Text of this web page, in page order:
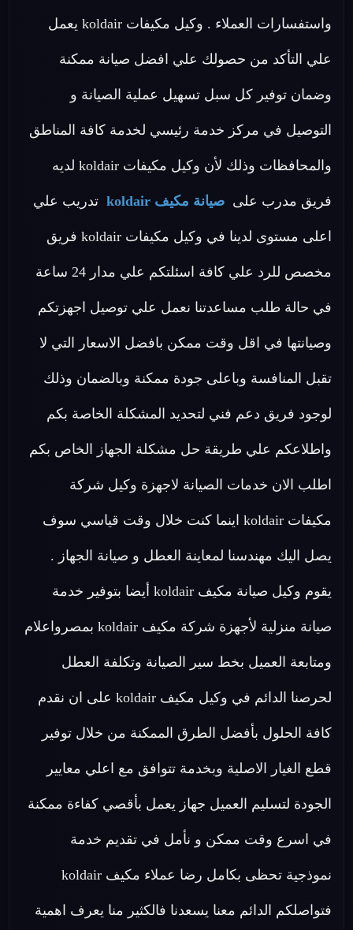
واستفسارات العملاء . وكيل مكيفات koldair يعمل
علي التأكد من حصولك علي افضل صيانة ممكنة
وضمان توفير كل سبل تسهيل عملية الصيانة و
التوصيل في مركز خدمة رئيسي لخدمة كافة المناطق
والمحافظات وذلك لأن وكيل مكيفات koldair لديه
فريق مدرب على صيانة مكيف koldair تدريب علي
اعلى مستوى لدينا في وكيل مكيفات koldair فريق
مخصص للرد علي كافة اسئلتكم علي مدار 24 ساعة
في حالة طلب مساعدتنا نعمل علي توصيل اجهزتكم
وصيانتها في اقل وقت ممكن بافضل الاسعار التي لا
تقبل المنافسة وباعلى جودة ممكنة وبالضمان وذلك
لوجود فريق دعم فني لتحديد المشكلة الخاصة بكم
واطلاعكم علي طريقة حل مشكلة الجهاز الخاص بكم
اطلب الان خدمات الصيانة لاجهزة وكيل شركة
مكيفات koldair اينما كنت خلال وقت قياسي سوف
يصل اليك مهندسنا لمعاينة العطل و صيانة الجهاز .
يقوم وكيل صيانة مكيف koldair أيضا بتوفير خدمة
صيانة منزلية لأجهزة شركة مكيف koldair بمصرواعلام
ومتابعة العميل بخط سير الصيانة وتكلفة العطل
لحرصنا الدائم في وكيل مكيف koldair على ان نقدم
كافة الحلول بأفضل الطرق الممكنة من خلال توفير
قطع الغيار الاصلية وبخدمة تتوافق مع اعلي معايير
الجودة لتسليم العميل جهاز يعمل بأقصي كفاءة ممكنة
في اسرع وقت ممكن و نأمل في تقديم خدمة
نموذجية تحظى بكامل رضا عملاء مكيف koldair
فتواصلكم الدائم معنا يسعدنا فالكثير منا يعرف اهمية